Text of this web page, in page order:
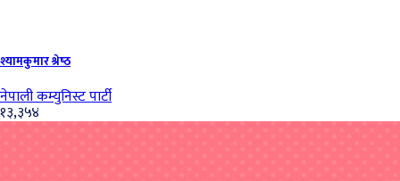
श्यामकुमार श्रेष्‍ठ
नेपाली कम्युनिस्ट पार्टी
१३,३५४